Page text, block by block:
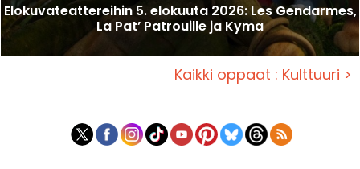
Elokuvateattereihin 5. elokuuta 2026: Les Gendarmes,
La Pat’ Patrouille ja Kyma
Kaikki oppaat : Kulttuuri >